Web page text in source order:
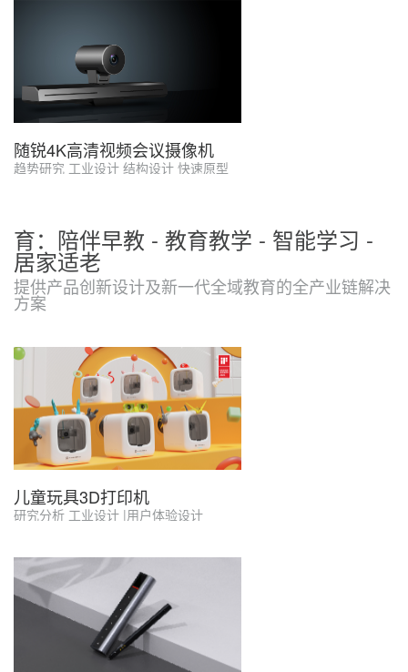
随锐4K高清视频会议摄像机
趋势研究 工业设计 结构设计 快速原型
育：陪伴早教 - 教育教学 - 智能学习 -
居家适老
提供产品创新设计及新一代全域教育的全产业链解决
方案
儿童玩具3D打印机
研究分析 工业设计 |用户体验设计